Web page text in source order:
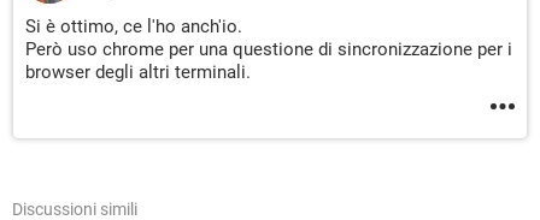
Si è ottimo, ce l'ho anch'io.
Però uso chrome per una questione di sincronizzazione per i
browser degli altri terminali.
Discussioni simili